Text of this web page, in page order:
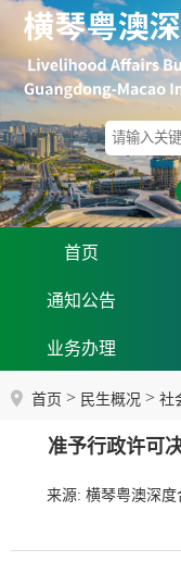
首页
通知公告
业务办理
首页 > 民生概况 > 社
准予行政许可
来源: 横琴粤澳深